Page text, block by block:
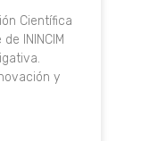
Científica
ININCIM
y